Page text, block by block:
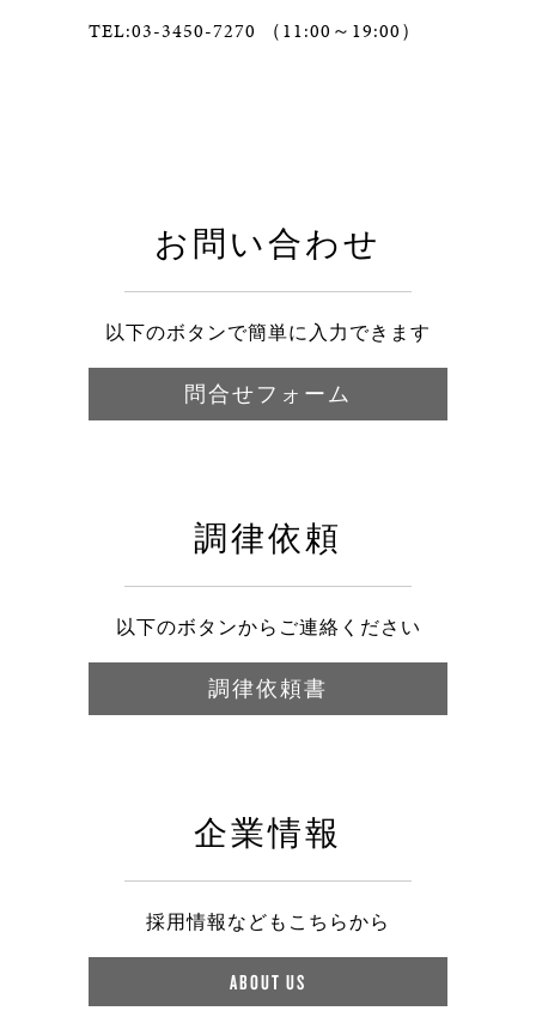
TEL:03-3450-7270 （11:00～19:00）
お問い合わせ
以下のボタンで簡単に入力できます
問合せフォーム
調律依頼
以下のボタンからご連絡ください
調律依頼書
企業情報
採用情報などもこちらから
ABOUT US